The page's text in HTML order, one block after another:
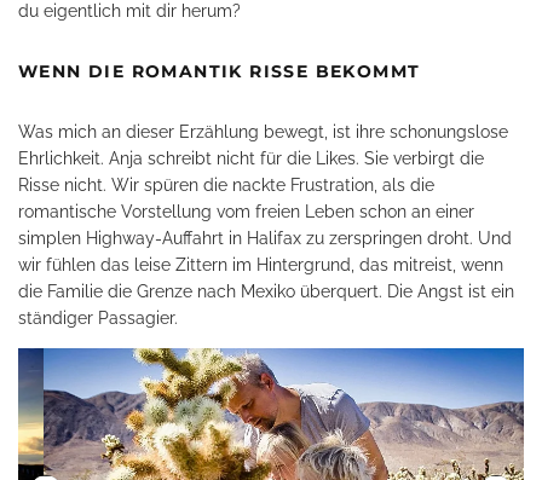
du eigentlich mit dir herum?
WENN DIE ROMANTIK RISSE BEKOMMT
Was mich an dieser Erzählung bewegt, ist ihre schonungslose
Ehrlichkeit. Anja schreibt nicht für die Likes. Sie verbirgt die
Risse nicht. Wir spüren die nackte Frustration, als die
romantische Vorstellung vom freien Leben schon an einer
simplen Highway-Auffahrt in Halifax zu zerspringen droht. Und
wir fühlen das leise Zittern im Hintergrund, das mitreist, wenn
die Familie die Grenze nach Mexiko überquert. Die Angst ist ein
ständiger Passagier.